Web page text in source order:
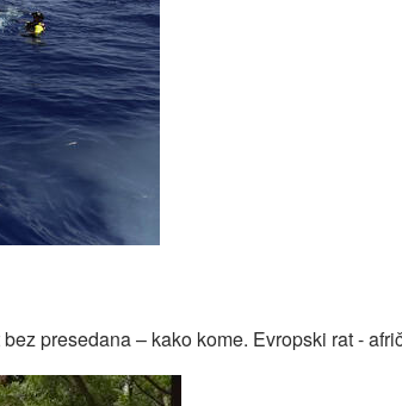
presedana – kako kome. Evropski rat -